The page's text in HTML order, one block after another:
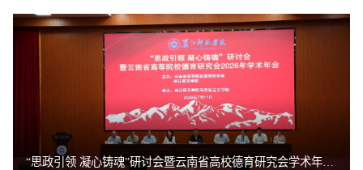
“思政引领 凝心铸魂”研讨会暨云南省高校德育研究会学术年会在丽举行